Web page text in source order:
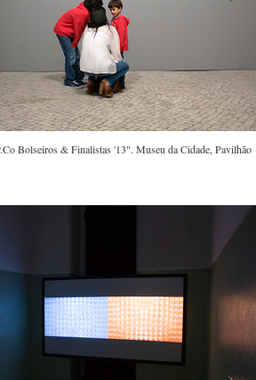
Bolseiros & Finalistas '13". Museu da Cidade, Pavilhão